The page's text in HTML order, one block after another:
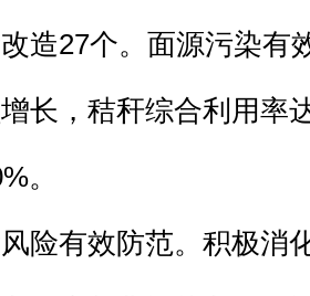
造27个。面源污染有
长，秸秆综合利用率
。
有效防范。积极消